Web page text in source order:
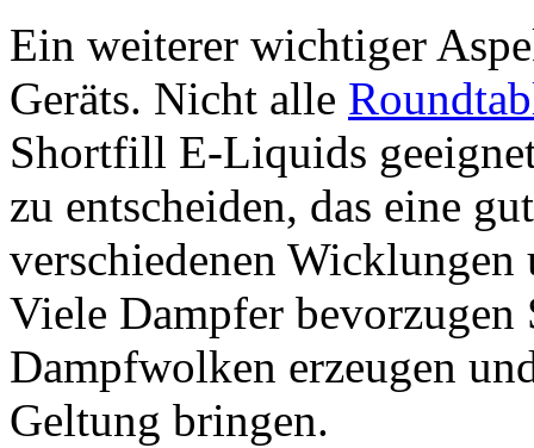
Ein weiterer wichtiger
Geräts. Nicht alle
Shortfill E-Liquids
zu entscheiden, das eine
verschiedenen
Viele Dampfer bevorzugen
Dampfwolken erzeugen
Geltung bringen.